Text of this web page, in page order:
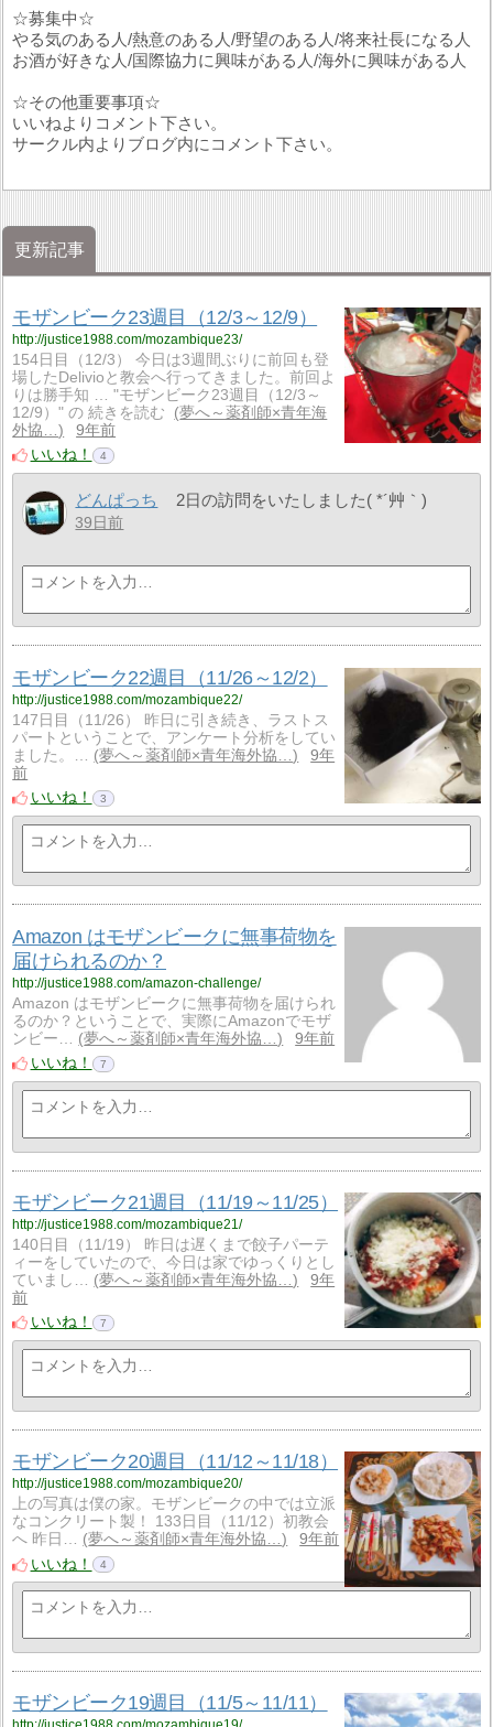
☆募集中☆
やる気のある人/熱意のある人/野望のある人/将来社長になる人
お酒が好きな人/国際協力に興味がある人/海外に興味がある人
☆その他重要事項☆
いいねよりコメント下さい。
サークル内よりブログ内にコメント下さい。
更新記事
モザンビーク23週目（12/3～12/9）
http://justice1988.com/mozambique23/
154日目（12/3） 今日は3週間ぶりに前回も登
場したDelivioと教会へ行ってきました。前回よ
りは勝手知 … "モザンビーク23週目（12/3～
12/9）" の 続きを読む
夢へ～薬剤師×青年海
外協…
9年前
いいね！
4
どんぱっち 2日の訪問をいたしました( *´艸｀)
39日前
モザンビーク22週目（11/26～12/2）
http://justice1988.com/mozambique22/
147日目（11/26） 昨日に引き続き、ラストス
パートということで、アンケート分析をしてい
ました。…
夢へ～薬剤師×青年海外協…
9年
前
いいね！
3
Amazon はモザンビークに無事荷物を
届けられるのか？
http://justice1988.com/amazon-challenge/
Amazon はモザンビークに無事荷物を届けられ
るのか？ということで、実際にAmazonでモザ
ンビー…
夢へ～薬剤師×青年海外協…
9年前
いいね！
7
モザンビーク21週目（11/19～11/25）
http://justice1988.com/mozambique21/
140日目（11/19） 昨日は遅くまで餃子パーテ
ィーをしていたので、今日は家でゆっくりとし
ていまし…
夢へ～薬剤師×青年海外協…
9年
前
いいね！
7
モザンビーク20週目（11/12～11/18）
http://justice1988.com/mozambique20/
上の写真は僕の家。モザンビークの中では立派
なコンクリート製！ 133日目（11/12）初教会
へ 昨日…
夢へ～薬剤師×青年海外協…
9年前
いいね！
4
モザンビーク19週目（11/5～11/11）